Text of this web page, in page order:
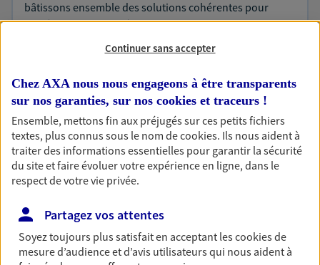
bâtissons ensemble des solutions cohérentes pour
protéger votre activité, vos collaborateurs... mais aussi
vous-même et votre famille.
Accompagner vos projets de
vie
Achat immobilier, installation, départ à la retraite…
Autant de moments de vie qui nécessitent des solutions
d'assurance et d'épargne. Recevez un conseil d'expert
cohérent avec vos besoins
Vous aider à constituer une
épargne
Continuer sans accepter
Chez AXA nous nous engageons à être transparents
sur nos garanties, sur nos cookies et traceurs !
Ensemble, mettons fin aux préjugés sur ces petits fichiers
textes, plus connus sous le nom decookies. Ils nous aident à
traiter des informations essentielles pour garantir la sécurité
du site et faire évoluer votre expérience en ligne, dans le
respect de votre vie privée.
Partagez vos attentes
Soyez toujours plus satisfait en acceptant lescookiesde
mesure d’audience et d’avis utilisateurs qui nous aident à